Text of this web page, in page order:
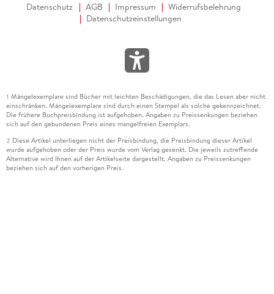
Datenschutz AGB Impressum
Widerrufsbelehrung
Datenschutzeinstellungen
1 Mängelexemplare sind Bücher mit leichten Beschädigungen, die das Lesen aber nicht
einschränken. Mängelexemplare sind durch einen Stempel als solche gekennzeichnet.
Die frühere Buchpreisbindung ist aufgehoben. Angaben zu Preissenkungen beziehen
sich auf den gebundenen Preis eines mangelfreien Exemplars.
2 Diese Artikel unterliegen nicht der Preisbindung, die Preisbindung dieser Artikel
wurde aufgehoben oder der Preis wurde vom Verlag gesenkt. Die jeweils zutreffende
Alternative wird Ihnen auf der Artikelseite dargestellt. Angaben zu Preissenkungen
beziehen sich auf den vorherigen Preis.